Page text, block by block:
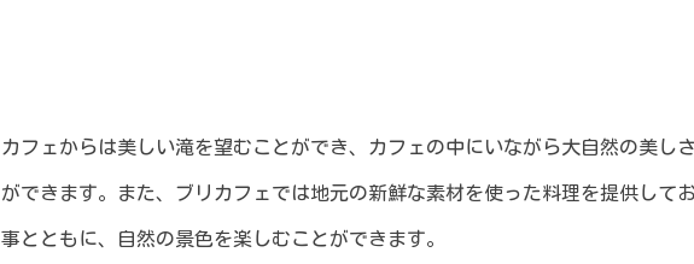
カフェからは美しい滝を望むことができ、カフェの中にいながら大自然の美し
ができます。また、ブリカフェでは地元の新鮮な素材を使った料理を提供して
事とともに、自然の景色を楽しむことができます。